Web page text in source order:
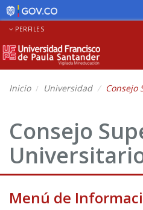
PERFILES
Inicio Universidad Consejo
Consejo
Menú de